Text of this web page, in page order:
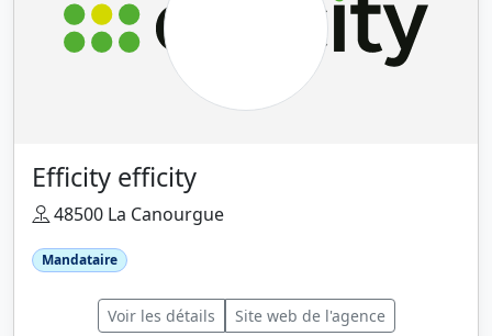
Efficity efficity
48500 La Canourgue
Mandataire
Voir les détails Site web de l'agence